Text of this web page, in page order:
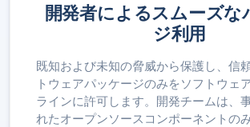
開発者によるスムーズな
ジ利用
既知および未知の脅威から保護し、信
トウェアパッケージのみをソフトウェ
ラインに許可します。開発チームは、
れたオープンソースコンポーネントの